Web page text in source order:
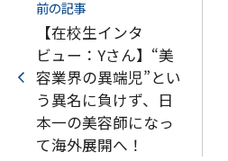
前の記事
【在校生インタ
ビュー：Yさん】“美
容業界の異端児”とい
う異名に負けず、日
本一の美容師になっ
て海外展開へ！